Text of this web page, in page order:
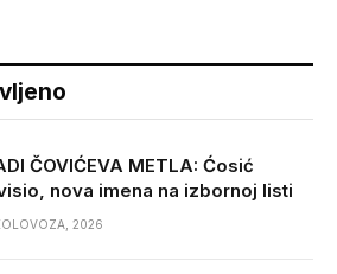
ČOVIĆEVA METLA: Ćosić
nova imena na izbornoj listi
2026